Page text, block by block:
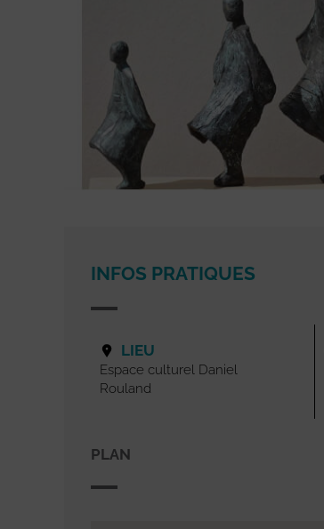
INFOS PRATIQUES
LIEU
Espace culturel Daniel
Rouland
PLAN